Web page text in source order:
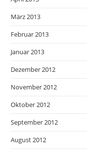
März 2013
Februar 2013
Januar 2013
Dezember 2012
November 2012
Oktober 2012
September 2012
August 2012